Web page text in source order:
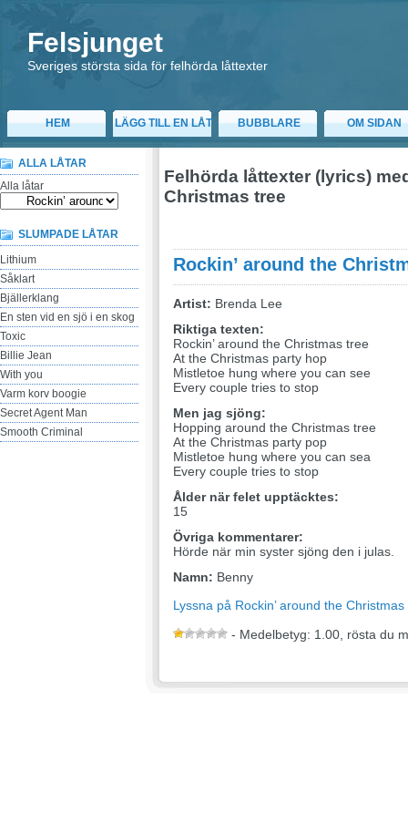
Felsjunget
Sveriges största sida för felhörda låttexter
HEM LÄGG TILL EN LÅT BUBBLARE OM SIDAN
ALLA LÅTAR
Alla låtar
SLUMPADE LÅTAR
Lithium
Såklart
Bjällerklang
En sten vid en sjö i en skog
Toxic
Billie Jean
With you
Varm korv boogie
Secret Agent Man
Smooth Criminal
Felhörda låttexter (lyrics)
Christmas tree
Rockin’ around the
Artist: Brenda Lee
Riktiga texten:
Rockin’ around the Christmas tree
At the Christmas party hop
Mistletoe hung where you can see
Every couple tries to stop
Men jag sjöng:
Hopping around the Christmas tree
At the Christmas party pop
Mistletoe hung where you can sea
Every couple tries to stop
Ålder när felet upptäcktes:
15
Övriga kommentarer:
Hörde när min syster sjöng den i julas.
Namn: Benny
Lyssna på Rockin’ around the
- Medelbetyg: 1.00, rösta du